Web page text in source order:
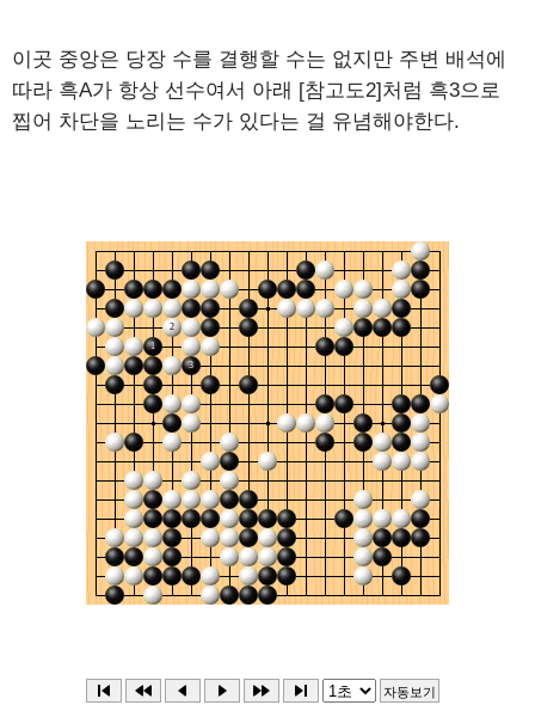
이곳 중앙은 당장 수를 결행할 수는 없지만 주변 배석에
따라 흑A가 항상 선수여서 아래 [참고도2]처럼 흑3으로
찝어 차단을 노리는 수가 있다는 걸 유념해야한다.